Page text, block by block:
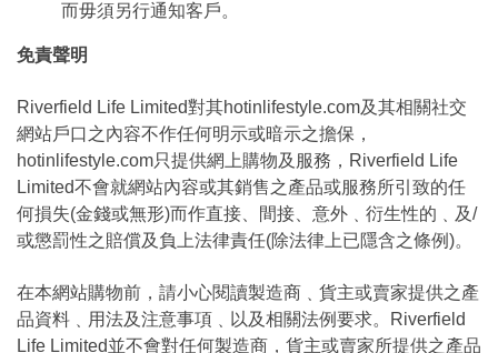
而毋須另行通知客戶。
免責聲明
Riverfield Life Limited對其hotinlifestyle.com及其相關社交
網站戶口之內容不作任何明示或暗示之擔保，
hotinlifestyle.com只提供網上購物及服務，Riverfield Life
Limited不會就網站內容或其銷售之產品或服務所引致的任
何損失(金錢或無形)而作直接、間接、意外﹑衍生性的﹑及/
或懲罰性之賠償及負上法律責任(除法律上已隱含之條例)。
在本網站購物前，請小心閱讀製造商﹑貨主或賣家提供之產
品資料﹑用法及注意事項﹑以及相關法例要求。Riverfield
Life Limited並不會對任何製造商，貨主或賣家所提供之產品